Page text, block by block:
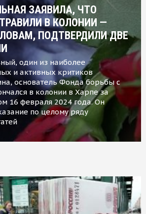
ЗАЯВИЛА, ЧТО
В КОЛОНИИ —
ПОДТВЕРДИЛИ ДВЕ
один из наиболее
и активных критиков
основатель Фонда борьбы с
в колонии в Харпе за
16 февраля 2024 года. Он
по целому ряду